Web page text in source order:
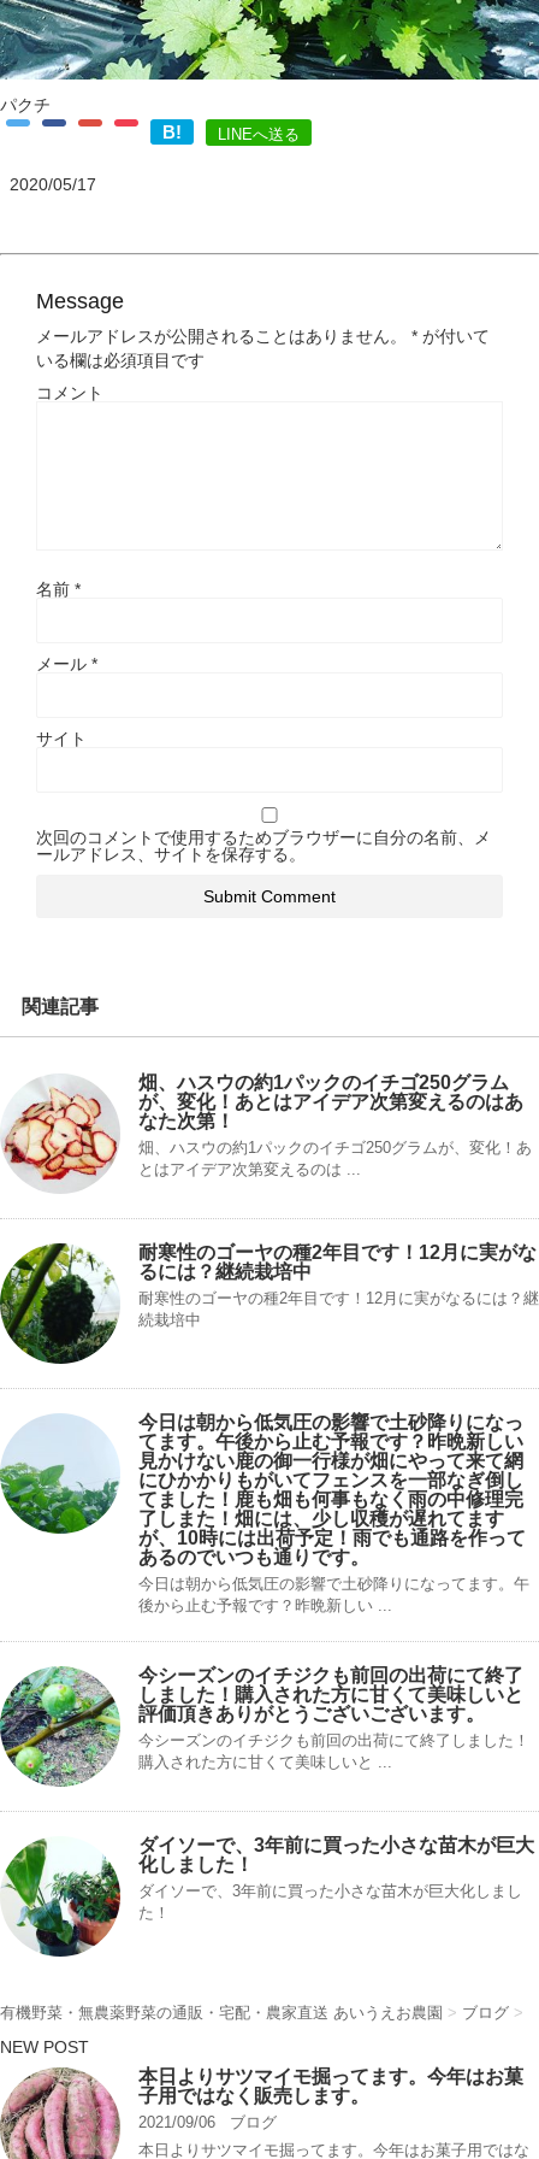
パクチ
B! LINEへ送る
2020/05/17
Message
メールアドレスが公開されることはありません。 * が付いて
いる欄は必須項目です
コメント
名前 *
メール *
サイト
次回のコメントで使用するためブラウザーに自分の名前、メ
ールアドレス、サイトを保存する。
関連記事
畑、ハスウの約1パックのイチゴ250グラム
が、変化！あとはアイデア次第変えるのはあ
なた次第！
畑、ハスウの約1パックのイチゴ250グラムが、変化！あ
とはアイデア次第変えるのは ...
耐寒性のゴーヤの種2年目です！12月に実がな
るには？継続栽培中
耐寒性のゴーヤの種2年目です！12月に実がなるには？継
続栽培中
今日は朝から低気圧の影響で土砂降りになっ
てます。午後から止む予報です？昨晩新しい
見かけない鹿の御一行様が畑にやって来て網
にひかかりもがいてフェンスを一部なぎ倒し
てました！鹿も畑も何事もなく雨の中修理完
了しまた！畑には、少し収穫が遅れてます
が、10時には出荷予定！雨でも通路を作って
あるのでいつも通りです。
今日は朝から低気圧の影響で土砂降りになってます。午
後から止む予報です？昨晩新しい ...
今シーズンのイチジクも前回の出荷にて終了
しました！購入された方に甘くて美味しいと
評価頂きありがとうございございます。
今シーズンのイチジクも前回の出荷にて終了しました！
購入された方に甘くて美味しいと ...
ダイソーで、3年前に買った小さな苗木が巨大
化しました！
ダイソーで、3年前に買った小さな苗木が巨大化しまし
た！
有機野菜・無農薬野菜の通販・宅配・農家直送 あいうえお農園 > ブログ >
NEW POST
本日よりサツマイモ掘ってます。今年はお菓
子用ではなく販売します。
2021/09/06
ブログ
本日よりサツマイモ掘ってます。今年はお菓子用ではな